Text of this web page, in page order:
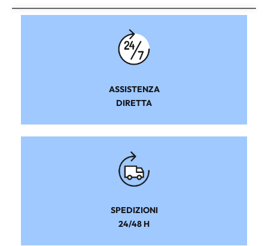
ASSISTENZA
DIRETTA
SPEDIZIONI
24/48 H